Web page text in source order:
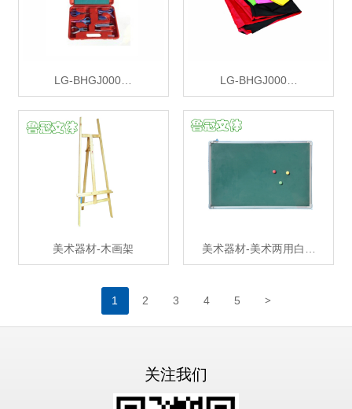
LG-BHGJ000… LG-BHGJ000…
美术器材-木画架 美术器材-美术两用白…
1 2 3 4 5 >
关注我们